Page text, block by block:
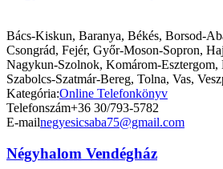
Bács-Kiskun, Baranya, Békés, Borsod-
Csongrád, Fejér, Győr-Moson-Sopron,
Nagykun-Szolnok, Komárom-Esztergom,
Szabolcs-Szatmár-Bereg, Tolna, Vas,
Kategória:Online Telefonkönyv
Telefonszám+36 30/793-5782
E-mailnegyesicsaba75@gmail.com
Négyhalom Vendégház